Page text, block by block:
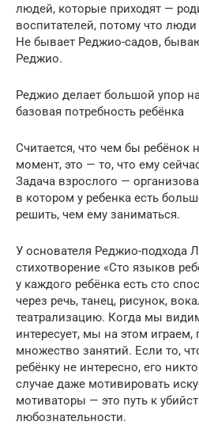
людей, которые приходят —
воспитателей, потому что
Не бывает Реджио-садов,
Реджио.
Реджио делает большой упор
базовая потребность ребёнка
Считается, что чем бы ребёнок
момент, это — то, что ему
Задача взрослого —
в котором у ребенка есть
решить, чем ему заниматься.
У основателя Реджио-подхода
стихотворение «Сто языков
у каждого ребёнка есть сто
через речь, танец, рисунок,
театрализацию. Когда мы
интересует, мы на этом играем,
множество занятий. Если то,
ребёнку не интересно, его
случае даже мотивировать
мотиваторы — это путь к
любознательности.